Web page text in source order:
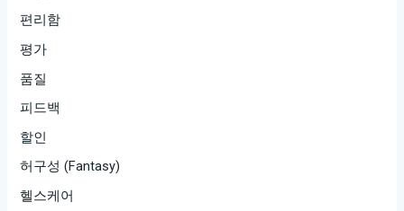
편리함
평가
품질
피드백
할인
허구성 (Fantasy)
헬스케어